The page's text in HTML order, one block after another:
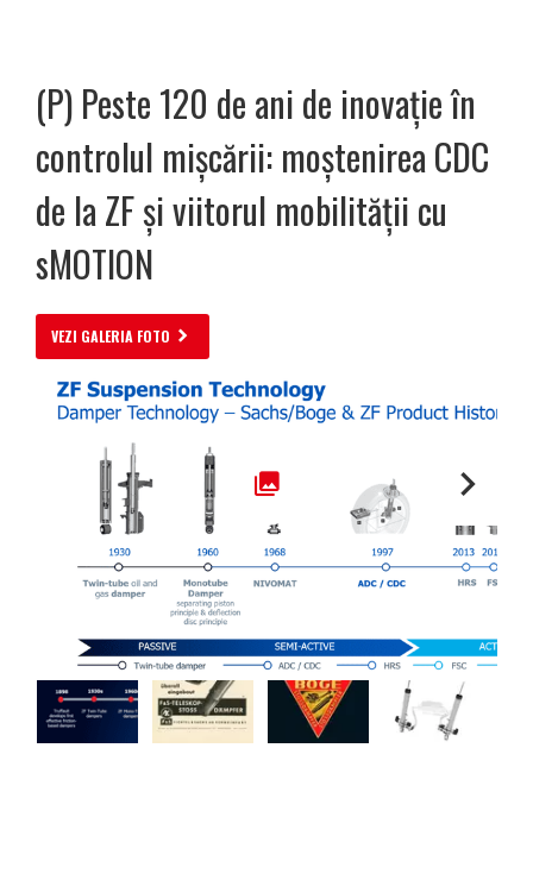
(P) Peste 120 de ani de inovație în
controlul mișcării: moștenirea CDC
de la ZF și viitorul mobilității cu
sMOTION
VEZI GALERIA FOTO